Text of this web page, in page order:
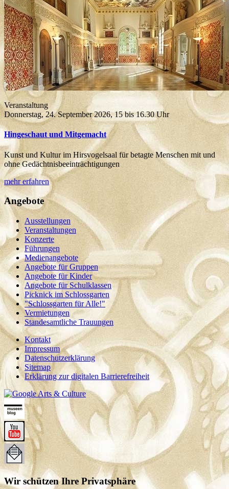
Veranstaltung
Donnerstag, 24. September 2026, 15 bis 16.30 Uhr
Hingeschaut und Mitgemacht
Kunst und Kultur im Hirsvogelsaal für betagte Menschen mit und
ohne Gedächtnisbeeinträchtigungen
mehr erfahren
Angebote
Ausstellungen
Veranstaltungen
Konzerte
Führungen
Medienangebote
Angebote für Gruppen
Angebote für Kinder
Angebote für Schulklassen
Picknick im Schlossgarten
"Schlossgarten für Alle!"
Vermietungen
Standesamtliche Trauungen
Kontakt
Impressum
Datenschutzerklärung
Sitemap
Erklärung zur digitalen Barrierefreiheit
Wir schützen Ihre Privatsphäre